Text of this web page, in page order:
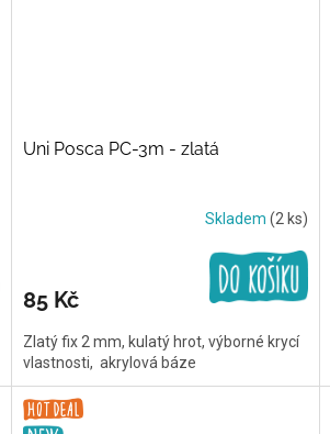
Uni Posca PC-3m - zlatá
Skladem (2 ks)
85 Kč
Zlatý fix 2 mm, kulatý hrot, výborné krycí
vlastnosti, akrylová báze